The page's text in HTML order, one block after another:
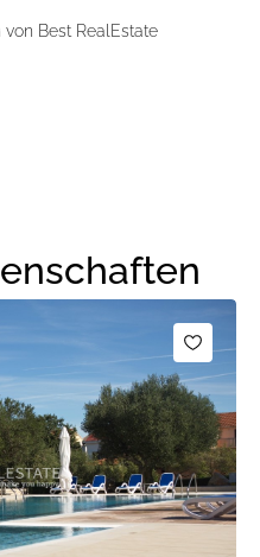
Best RealEstate